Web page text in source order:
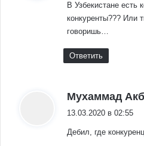
В Узбекистане есть
конкуренты??? Или
говоришь…
Ответить
Мухаммад
13.03.2020 в 02:55
Дебил, где